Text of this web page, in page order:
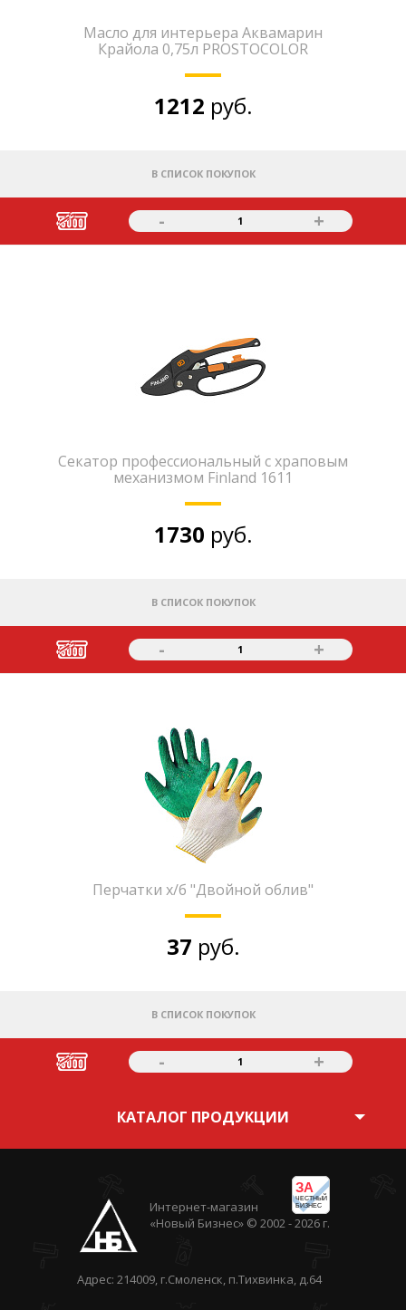
Масло для интерьера Аквамарин
Крайола 0,75л PROSTOCOLOR
1212 руб.
В СПИСОК ПОКУПОК
- 1 +
Секатор профессиональный с храповым
механизмом Finland 1611
1730 руб.
В СПИСОК ПОКУПОК
- 1 +
Перчатки х/б "Двойной облив"
37 руб.
В СПИСОК ПОКУПОК
- 1 +
КАТАЛОГ ПРОДУКЦИИ
ЗА
ЧЕСТНЫЙ
БИЗНЕС
Интернет-магазин
«Новый Бизнес» © 2002 - 2026 г.
Адрес: 214009, г.Смоленск, п.Тихвинка, д.64